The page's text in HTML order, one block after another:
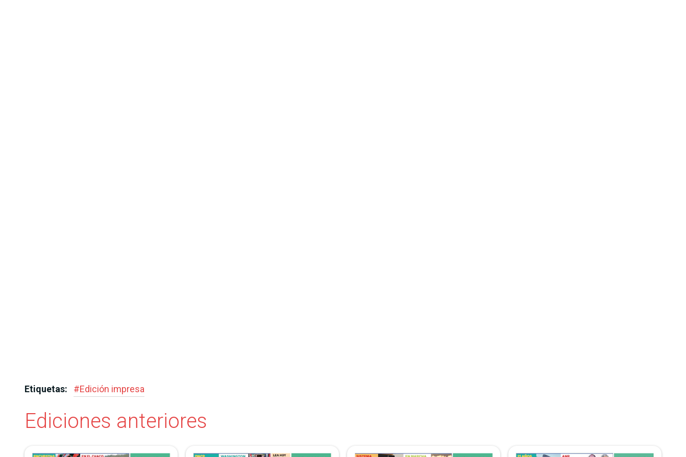
Etiquetas: #Edición impresa
Ediciones anteriores